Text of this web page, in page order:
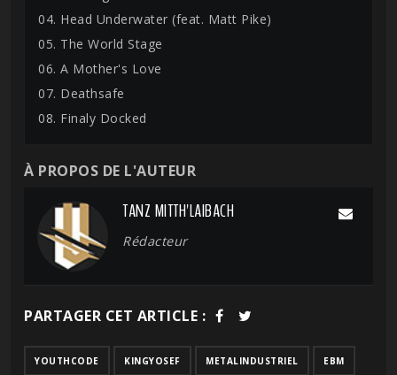
04. Head Underwater (feat. Matt Pike)
05. The World Stage
06. A Mother's Love
07. Deathsafe
08. Finaly Docked
À PROPOS DE L'AUTEUR
TANZ MITTH'LAIBACH
Rédacteur
PARTAGER CET ARTICLE :
YOUTHCODE KINGYOSEF METALINDUSTRIEL EBM